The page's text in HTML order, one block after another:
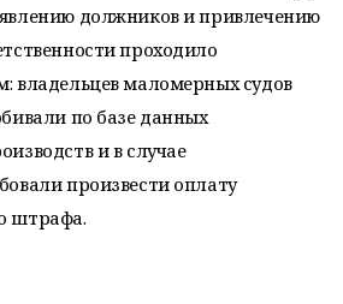
должников и привлечению
проходило
владельцев маломерных судов
по базе данных
и в случае
произвести оплату
штрафа.